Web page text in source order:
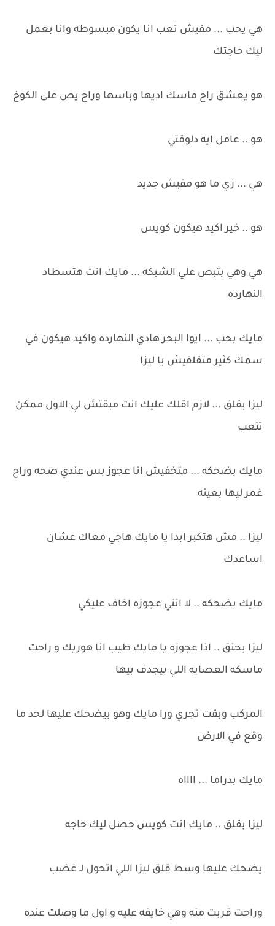
هي يحب ... مفيش تعب انا يكون مبسوطه وانا بعمل
ليك حاجتك
هو يعشق راح ماسك اديها وباسها وراح يص على الكوخ
هو .. عامل ايه دلوقتي
هي ... زي ما هو مفيش جديد
هو .. خير اكيد هيكون كويس
هي وهي بتبص علي الشبكه ... مايك انت هتسطاد
النهارده
مايك بحب ... ايوا البحر هادي النهارده واكيد هيكون في
سمك كثير متقلقيش يا ليزا
ليزا يقلق ... لازم اقلك عليك انت مبقتش لي الاول ممكن
تتعب
مايك بضحكه ... متخفيش انا عجوز بس عندي صحه وراح
غمر ليها بعينه
ليزا .. مش هتكبر ابدا يا مايك هاجي معاك عشان
اساعدك
مايك بضحكه .. لا انتي عجوزه اخاف عليكي
ليزا بحنق .. اذا عجوزه يا مايك طيب انا هوريك و راحت
ماسكه العصايه اللي بيجدف بيها
المركب وبقت تجري ورا مايك وهو بيضحك عليها لحد ما
وقع في الارض
مايك بدراما ... ااااه
ليزا بقلق .. مايك انت كويس حصل ليك حاجه
يضحك عليها وسط قلق ليزا اللي اتحول لـ غضب
وراحت قربت منه وهي خايفه عليه و اول ما وصلت عنده